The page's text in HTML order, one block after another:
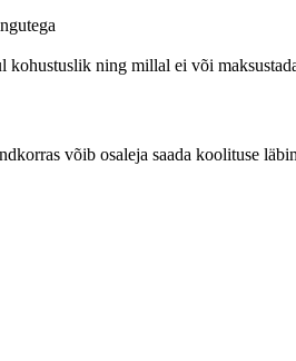
kohustuslik ning millal ei või
võib osaleja saada koolituse